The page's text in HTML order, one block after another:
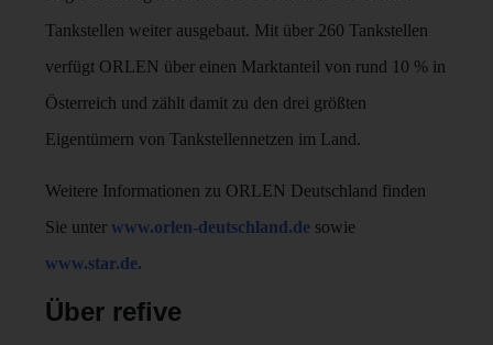
Tankstellen weiter ausgebaut. Mit über 260 Tankstellen
verfügt ORLEN über einen Marktanteil von rund 10 % in
Österreich und zählt damit zu den drei größten
Eigentümern von Tankstellennetzen im Land.
Weitere Informationen zu ORLEN Deutschland finden
Sie unterwww.orlen-deutschland.de sowie
www.star.de.
Über refive